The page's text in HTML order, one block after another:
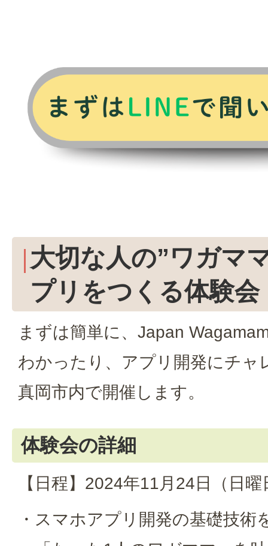
大切な人の”ワガマ
プリをつくる体験会
まずは簡単に、Japan
わかったり、アプリ開発にチャ
真岡市内で開催します。
体験会の詳細
【日程】2024年11月24日（日
・スマホアプリ開発の基礎技術